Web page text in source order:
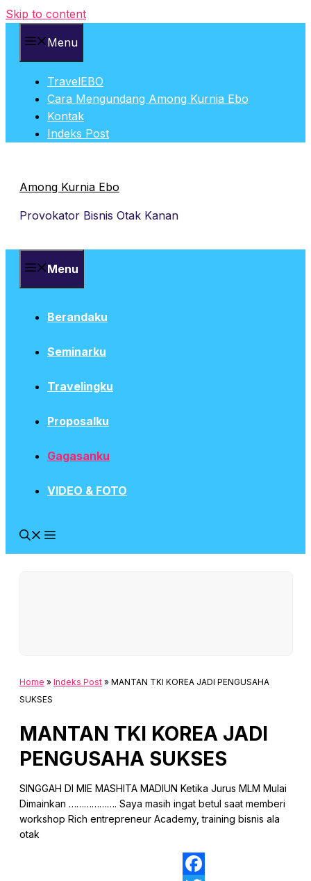
Skip to content
Menu
TravelEBO
Cara Mengundang Among Kurnia Ebo
Kontak
Indeks Post
Among Kurnia Ebo
Provokator Bisnis Otak Kanan
Menu
Berandaku
Seminarku
Travelingku
Proposalku
Gagasanku
VIDEO & FOTO
Home » Indeks Post » MANTAN TKI KOREA JADI PENGUSAHA
SUKSES
MANTAN TKI KOREA JADI
PENGUSAHA SUKSES
SINGGAH DI MIE MASHITA MADIUN Ketika Jurus MLM Mulai
Dimainkan ………………. Saya masih ingat betul saat memberi
workshop Rich entrepreneur Academy, training bisnis ala
otak